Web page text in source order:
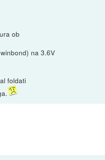
ob
na 3.6V
foldati